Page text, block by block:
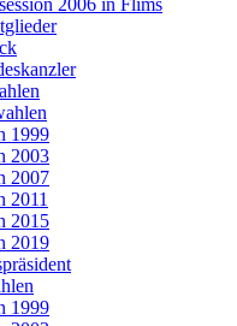
2006 in Flims
1999
2003
2007
2011
2015
2019
1999